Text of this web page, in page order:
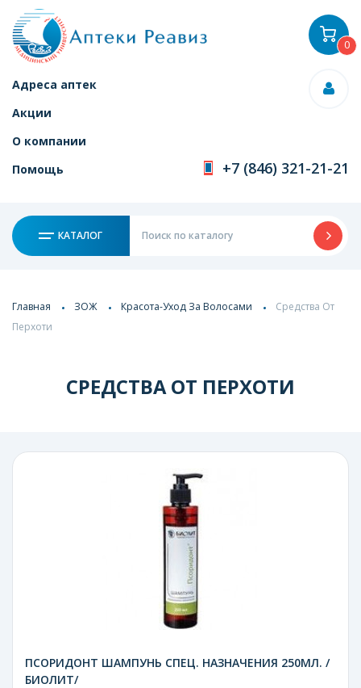
Адреса аптек
Акции
О компании
Помощь
+7 (846) 321-21-21
КАТАЛОГ
0
Главная ЗОЖ Красота-Уход За Волосами
Средства От
Перхоти
СРЕДСТВА ОТ ПЕРХОТИ
ПСОРИДОНТ ШАМПУНЬ СПЕЦ. НАЗНАЧЕНИЯ 250МЛ. /
БИОЛИТ/